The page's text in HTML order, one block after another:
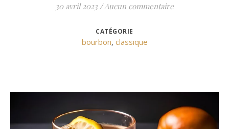
30 avril 2023 /Aucun commentaire
CATÉGORIE
bourbon, classique